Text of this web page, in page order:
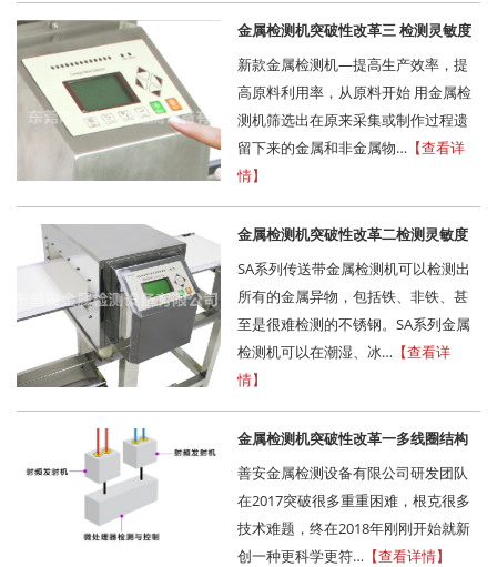
金属检测机突破性改革三 检测灵敏度
新款金属检测机—提高生产效率，提
高原料利用率，从原料开始 用金属检
测机筛选出在原来采集或制作过程遗
留下来的金属和非金属物… 【查看详
情】
金属检测机突破性改革二检测灵敏度
SA系列传送带金属检测机可以检测出
所有的金属异物，包括铁、非铁、甚
至是很难检测的不锈钢。SA系列金属
检测机可以在潮湿、冰… 【查看详
情】
金属检测机突破性改革一多线圈结构
善安金属检测设备有限公司研发团队
在2017突破很多重重困难，根克很多
技术难题，终在2018年刚刚开始就新
创一种更科学更符… 【查看详情】